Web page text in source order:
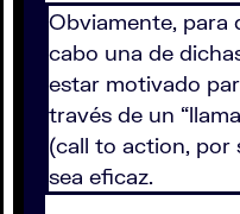
Obviamente, para
cabo una de
estar motivado
través de un
(call to action, por
sea eficaz.